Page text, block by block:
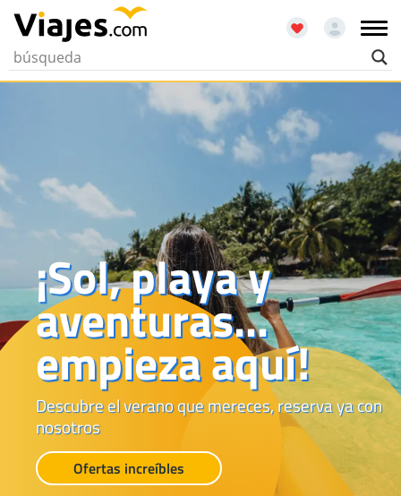
¡Sol, playa y
aventuras…
empieza aquí!
Descubre el verano que mereces, reserva ya con
nosotros
Ofertas increíbles